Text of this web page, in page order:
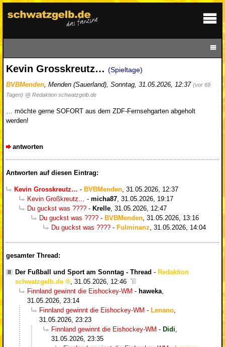
Kevin Grosskreutz… (Spieltage)
BVBMenden, Menden (Sauerland), Sonntag, 31.05.2026, 12:37 (vor 69
Tagen) @ Redaktion schwatzgelb.de
… möchte gerne SOFORT aus dem ZDF-Fernsehgarten abgeholt
werden!
antworten
Antworten auf diesen Eintrag:
Kevin Grosskreutz… - BVBMenden, 31.05.2026, 12:37
Kevin Großkreutz… - micha87, 31.05.2026, 19:17
Du guckst was ???? - Krelle, 31.05.2026, 12:47
Du guckst was ???? - BVBMenden, 31.05.2026, 13:16
Du guckst was ???? - Fulminanz, 31.05.2026, 14:04
gesamter Thread:
Der Fußball und Sport am Sonntag - Thread - Redaktion
schwatzgelb.de
31.05.2026, 12:46
Finnland gewinnt die Eishockey-WM - haweka
31.05.2026, 23:14
Finnland gewinnt die Eishockey-WM - Lenano
31.05.2026, 23:23
Finnland gewinnt die Eishockey-WM - Didi
31.05.2026, 23:35